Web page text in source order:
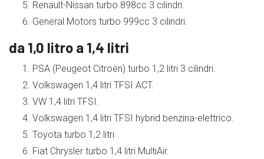
Renault-Nissan turbo 898cc 3 cilindri.
General Motors turbo 999cc 3 cilindri.
da 1,0 litro a 1,4 litri
PSA (Peugeot Citroën) turbo 1,2 litri 3 cilindri.
Volkswagen 1,4 litri TFSI ACT.
VW 1,4 litri TFSI.
Volkswagen 1,4 litri TFSI hybrid benzina-elettrico.
Toyota turbo 1,2 litri.
Fiat Chrysler turbo 1,4 litri MultiAir.